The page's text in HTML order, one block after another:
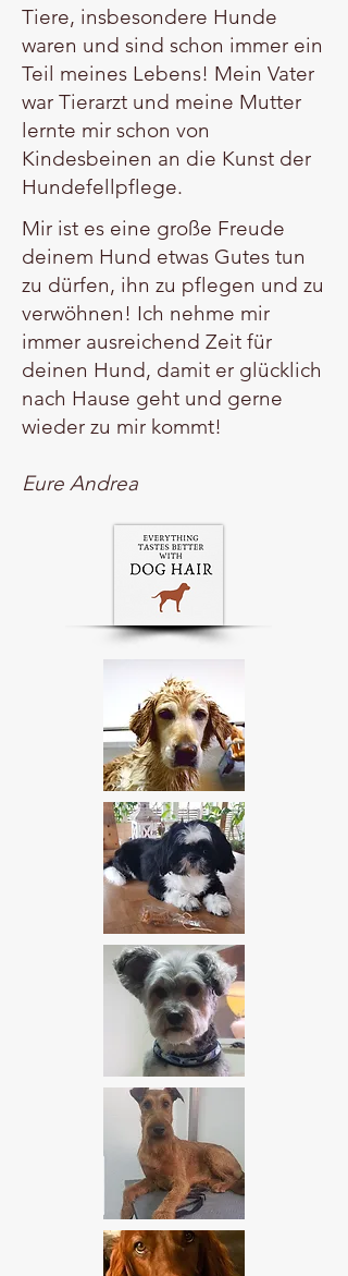
Tiere, insbesondere Hunde
waren und sind schon immer ein
Teil meines Lebens! Mein Vater
war Tierarzt und meine Mutter
lernte mir schon von
Kindesbeinen an die Kunst der
Hundefellpflege.
Mir ist es eine große Freude
deinem Hund etwas Gutes tun
zu dürfen, ihn zu pflegen und zu
verwöhnen! Ich nehme mir
immer ausreichend Zeit für
deinen Hund, damit er glücklich
nach Hause geht und gerne
wieder zu mir kommt!
Eure Andrea